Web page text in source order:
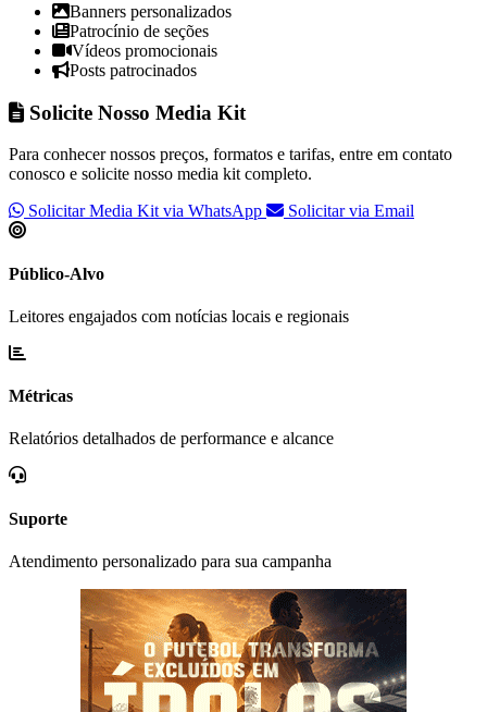
Banners personalizados
Patrocínio de seções
Vídeos promocionais
Posts patrocinados
Solicite Nosso Media Kit
Para conhecer nossos preços, formatos e tarifas, entre em contato
conosco e solicite nosso media kit completo.
Solicitar Media Kit via WhatsApp
Solicitar via Email
Público-Alvo
Leitores engajados com notícias locais e regionais
Métricas
Relatórios detalhados de performance e alcance
Suporte
Atendimento personalizado para sua campanha